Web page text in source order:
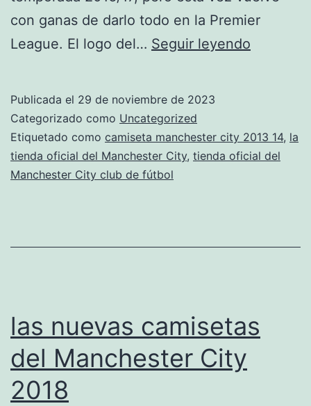
con ganas de darlo todo en la Premier
League. El logo del… Seguir leyendo
Publicada el 29 de noviembre de 2023
Categorizado como Uncategorized
Etiquetado como camiseta manchester city 2013 14, la
tienda oficial del Manchester City, tienda oficial del
Manchester City club de fútbol
las nuevas camisetas
del Manchester City
2018